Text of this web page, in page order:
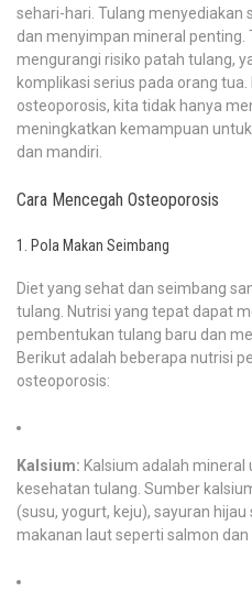
sehari-hari. Tulang menyediakan
dan menyimpan mineral penting.
mengurangi risiko patah tulang,
komplikasi serius pada orang
osteoporosis, kita tidak hanya
meningkatkan kemampuan
dan mandiri.
Cara Mencegah Osteoporosis
1. Pola Makan Seimbang
Diet yang sehat dan seimbang
tulang. Nutrisi yang tepat dapat
pembentukan tulang baru dan
Berikut adalah beberapa nutrisi
osteoporosis:
Kalsium: Kalsium adalah
kesehatan tulang. Sumber
(susu, yogurt, keju), sayuran
makanan laut seperti salmon dan